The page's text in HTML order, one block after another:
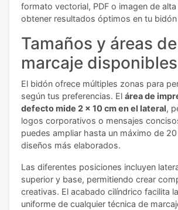
formato vectorial, PDF o imagen de
obtener resultados óptimos en tu
Tamaños y áreas de
marcaje disponibles
El bidón ofrece múltiples zonas para
según tus preferencias. El área de
defecto mide 2 x 10 cm en el lateral,
logos corporativos o mensajes
puedes ampliar hasta un máximo de
diseños más elaborados.
Las diferentes posiciones incluyen
superior y base, permitiendo crear
creativas. El acabado cilíndrico facilita
uniforme de cualquier técnica de